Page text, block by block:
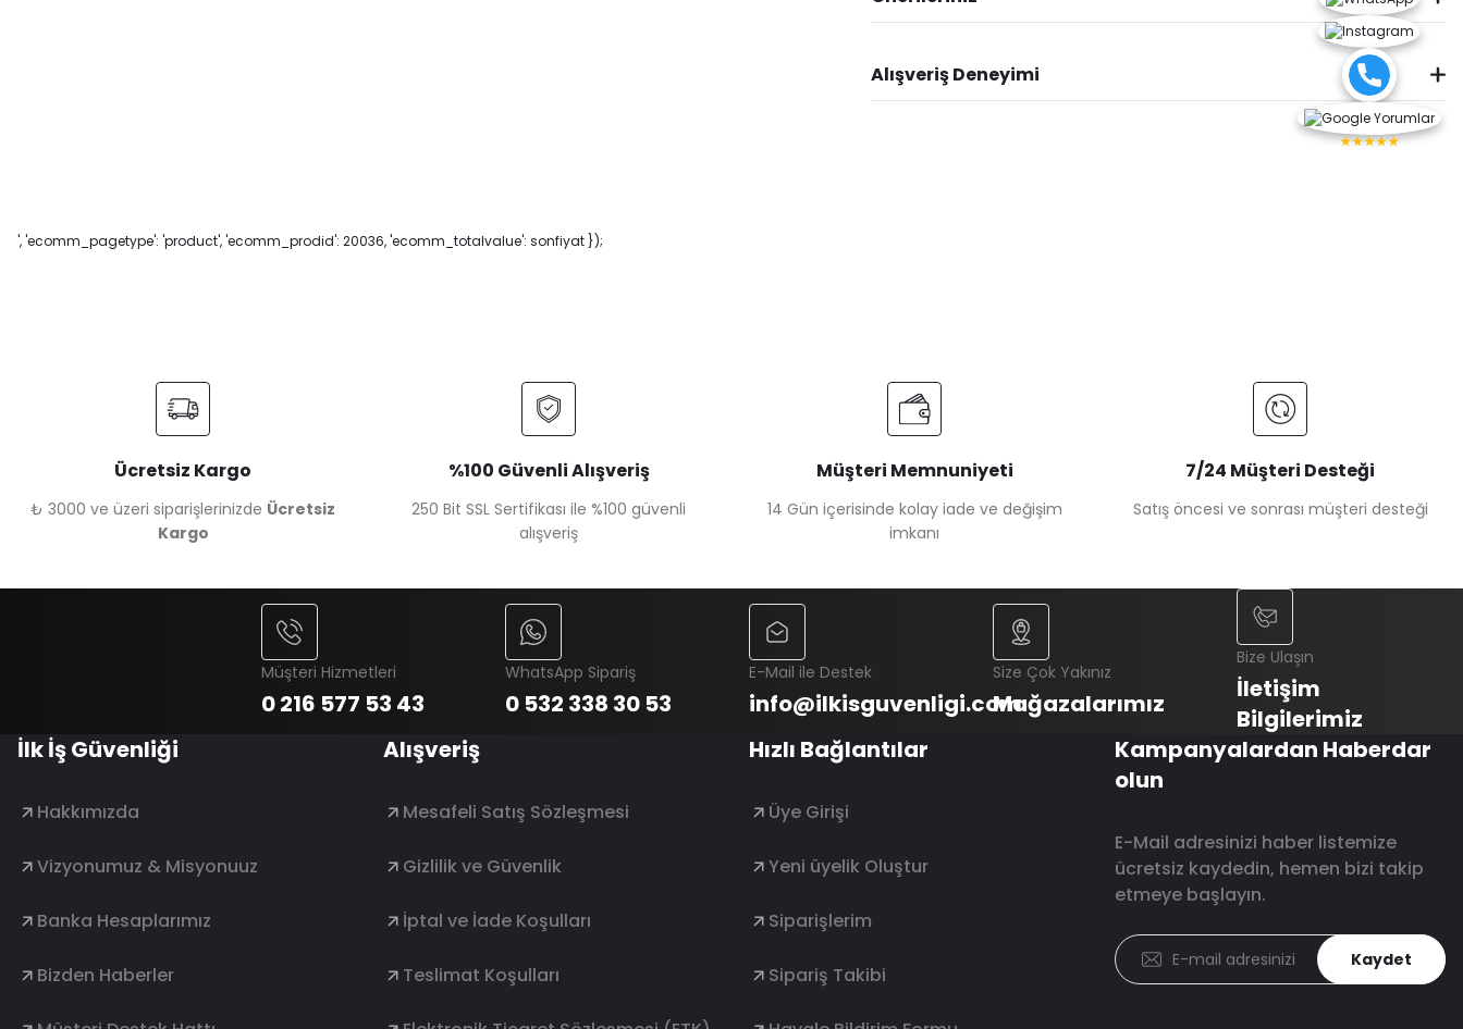
Alışveriş Deneyimi
', 'ecomm_pagetype': 'product', 'ecomm_prodid': 20036, 'ecomm_totalvalue': sonfiyat });
Ücretsiz Kargo
₺ 3000 ve üzeri siparişlerinizde Ücretsiz
Kargo
%100 Güvenli Alışveriş
250 Bit SSL Sertifikası ile %100 güvenli
alışveriş
Müşteri Memnuniyeti
14 Gün içerisinde kolay iade ve değişim
imkanı
7/24 Müşteri Desteği
Satış öncesi ve sonrası müşteri desteği
Müşteri Hizmetleri
0 216 577 53 43
WhatsApp Sipariş
0 532 338 30 53
E-Mail ile Destek
info@ilkisguvenligi.com
Size Çok Yakınız
Mağazalarımız
Bize Ulaşın
İletişim
Bilgilerimiz
İlk İş Güvenliği
Hakkımızda
Vizyonumuz & Misyonuuz
Banka Hesaplarımız
Bizden Haberler
Alışveriş
Mesafeli Satış Sözleşmesi
Gizlilik ve Güvenlik
İptal ve İade Koşulları
Teslimat Koşulları
Hızlı Bağlantılar
Üye Girişi
Yeni üyelik Oluştur
Siparişlerim
Sipariş Takibi
★★★★★
Kampanyalardan Haberdar
olun
E-Mail adresinizi haber listemize
ücretsiz kaydedin, hemen bizi takip
etmeye başlayın.
Kaydet